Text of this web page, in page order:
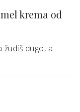
krema od
dugo, a